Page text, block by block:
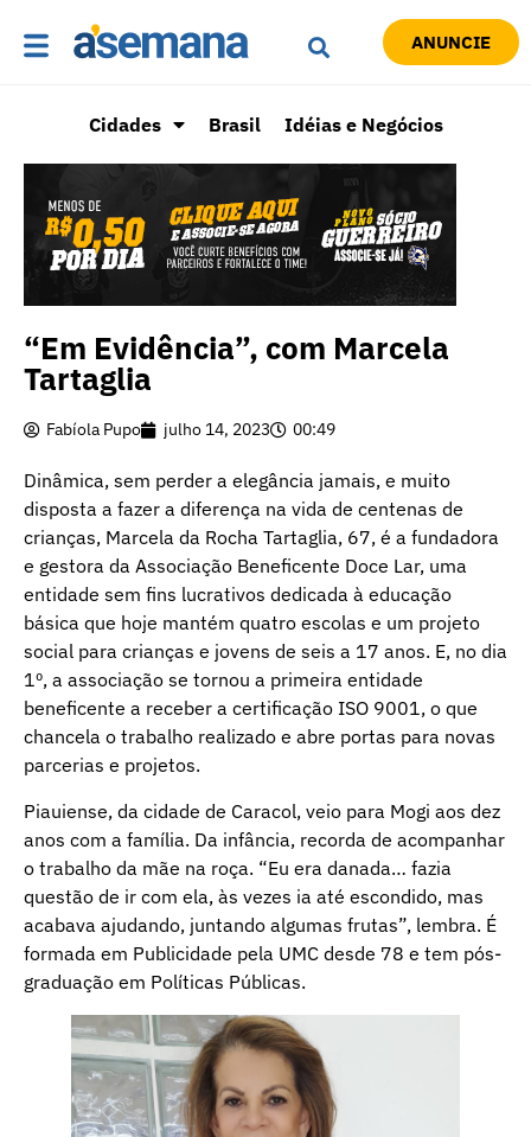
ANUNCIE
Cidades Brasil Idéias e Negócios
“Em Evidência”, com Marcela
Tartaglia
Fabíola Pupo julho 14, 2023 00:49
Dinâmica, sem perder a elegância jamais, e muito
disposta a fazer a diferença na vida de centenas de
crianças, Marcela da Rocha Tartaglia, 67, é a fundadora
e gestora da Associação Beneficente Doce Lar, uma
entidade sem fins lucrativos dedicada à educação
básica que hoje mantém quatro escolas e um projeto
social para crianças e jovens de seis a 17 anos. E, no dia
1º, a associação se tornou a primeira entidade
beneficente a receber a certificação ISO 9001, o que
chancela o trabalho realizado e abre portas para novas
parcerias e projetos.
Piauiense, da cidade de Caracol, veio para Mogi aos dez
anos com a família. Da infância, recorda de acompanhar
o trabalho da mãe na roça. “Eu era danada… fazia
questão de ir com ela, às vezes ia até escondido, mas
acabava ajudando, juntando algumas frutas”, lembra. É
formada em Publicidade pela UMC desde 78 e tem pós-
graduação em Políticas Públicas.